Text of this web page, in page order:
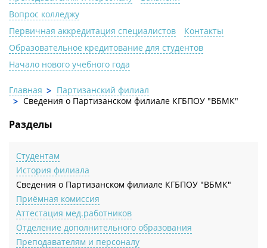
Вопрос колледжу
Первичная аккредитация специалистов
Контакты
Образовательное кредитование для студентов
Начало нового учебного года
Главная
Партизанский филиал
Сведения о Партизанском филиале КГБПОУ "ВБМК"
Разделы
Студентам
История филиала
Сведения о Партизанском филиале КГБПОУ "ВБМК"
Приёмная комиссия
Аттестация мед.работников
Отделение дополнительного образования
Преподавателям и персоналу